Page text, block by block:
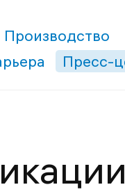
Производство
Пресс-